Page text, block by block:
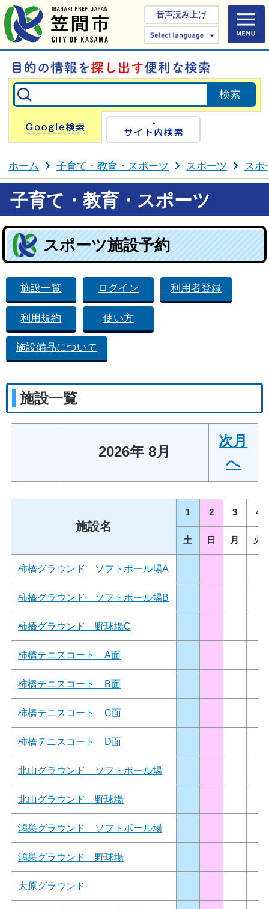
音声読み上げ
Select
Google検索
ホーム 子育て・教育・スポーツ スポーツ スポ
子育て・教育・スポーツ
スポーツ施設予約
施設一覧 ログイン 利用者登録
利用規約 使い方
施設備品について
施設一覧
2026年 8月
次月
へ
施設名
1 2 3 4
土 日 月 火
柿橋グラウンド ソフトボール場A
柿橋グラウンド ソフトボール場B
柿橋グラウンド 野球場C
柿橋テニスコート A面
柿橋テニスコート B面
柿橋テニスコート C面
柿橋テニスコート D面
北山グラウンド ソフトボール場
北山グラウンド 野球場
鴻巣グラウンド ソフトボール場
鴻巣グラウンド 野球場
大原グラウンド